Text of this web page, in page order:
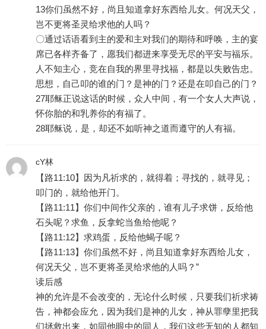
13你们虽然不好，尚且知道拿好东西给儿女。何况天父，
岂不更将圣灵给求他的人吗？
〇通过话语看到主的爱和主对我们的期待和呼唤，主的宴
席已各样齐备了，愿我们都进来享受无尽的平安与福乐。
人不知主心，竞在自我的界里寻找福，都是以失败告忠。
思想，自己叩的谁的门？是神的门？还是在叩自己的门？
27耶稣正说这话的时候，众人中间，有一个女人大声说，
怀你胎的和乳养你的有福了。
28耶稣说，是，却还不如听神之道而遵守的人有福。
cY林
【路11:10】因为凡祈求的，就得着；寻找的，就寻见；
叩门的，就给他开门。
【路11:11】你们中间作父亲的，谁有儿子求饼，反给他
石头呢？求鱼，反拿蛇当鱼给他呢？
【路11:12】求鸡蛋，反给他蝎子呢？
【路11:13】你们虽然不好，尚且知道拿好东西给儿女，
何况天父，岂不更将圣灵给求他的人吗？”
读后感
神的允许是不会改变的，无论什么时候，只要我们祈求祷
告，神都会应允，因为我们是神的儿女，神从罪孽里把我
们拯救出来，如同他眼中的同人，我们这些无知的人都知